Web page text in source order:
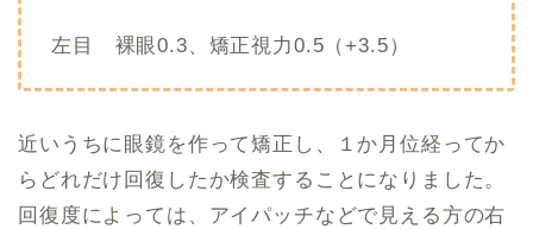
左目 裸眼0.3、矯正視力0.5（+3.5）
近いうちに眼鏡を作って矯正し、１か月位経ってか
らどれだけ回復したか検査することになりました。
回復度によっては、アイパッチなどで見える方の右